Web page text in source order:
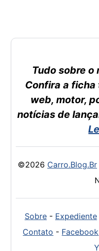
Tudo sobre o
Confira a ficha
web, motor,
notícias de
©2026 Carro.Blog.Br
Sobre- Expediente
Contato - Facebook